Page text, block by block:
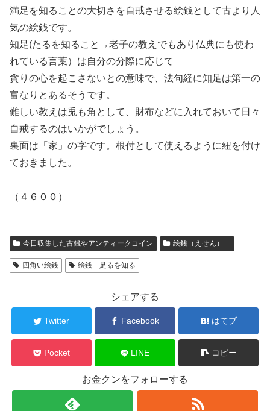
満足を知ることの大切さを自戒させる絵銭として古より人
気の絵銭です。
知足(たるを知ること→老子の教えでもあり仏典にも使わ
れている言葉）は自分の分際に応じて
貪りの心を起こさないとの意味で、法句経に知足は第一の
富なりとあるそうです。
難しい教えは兎も角として、財布などに入れておいて日々
自戒するのはいかがでしょう。
裏面は「家」の字です。根付として使えるように紐を付け
ておきました。
（４６００）
今日収集した古銭やアンティークコイン 絵銭（えせん）
四角い絵銭 絵銭 足るを知る
シェアする
Twitter Facebook はてブ
Pocket LINE コピー
お金クンをフォローする